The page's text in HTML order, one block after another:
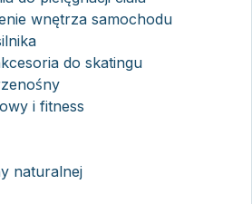
wnętrza samochodu
do skatingu
i fitness
naturalnej